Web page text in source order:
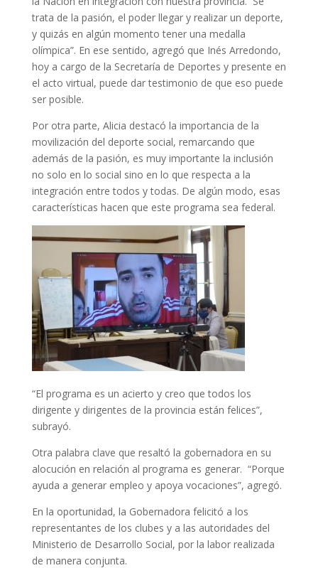
trata de la pasión, el poder llegar y realizar un deporte,
y quizás en algún momento tener una medalla
olímpica”. En ese sentido, agregó que Inés Arredondo,
hoy a cargo de la Secretaría de Deportes y presente en
el acto virtual, puede dar testimonio de que eso puede
ser posible.
Por otra parte, Alicia destacó la importancia de la
movilización del deporte social, remarcando que
además de la pasión, es muy importante la inclusión
no solo en lo social sino en lo que respecta a la
integración entre todos y todas. De algún modo, esas
características hacen que este programa sea federal.
“El programa es un acierto y creo que todos los
dirigente y dirigentes de la provincia están felices”,
subrayó.
Otra palabra clave que resaltó la gobernadora en su
alocución en relación al programa es generar. “Porque
ayuda a generar empleo y apoya vocaciones”, agregó.
En la oportunidad, la Gobernadora felicitó a los
representantes de los clubes y a las autoridades del
Ministerio de Desarrollo Social, por la labor realizada
de manera conjunta.